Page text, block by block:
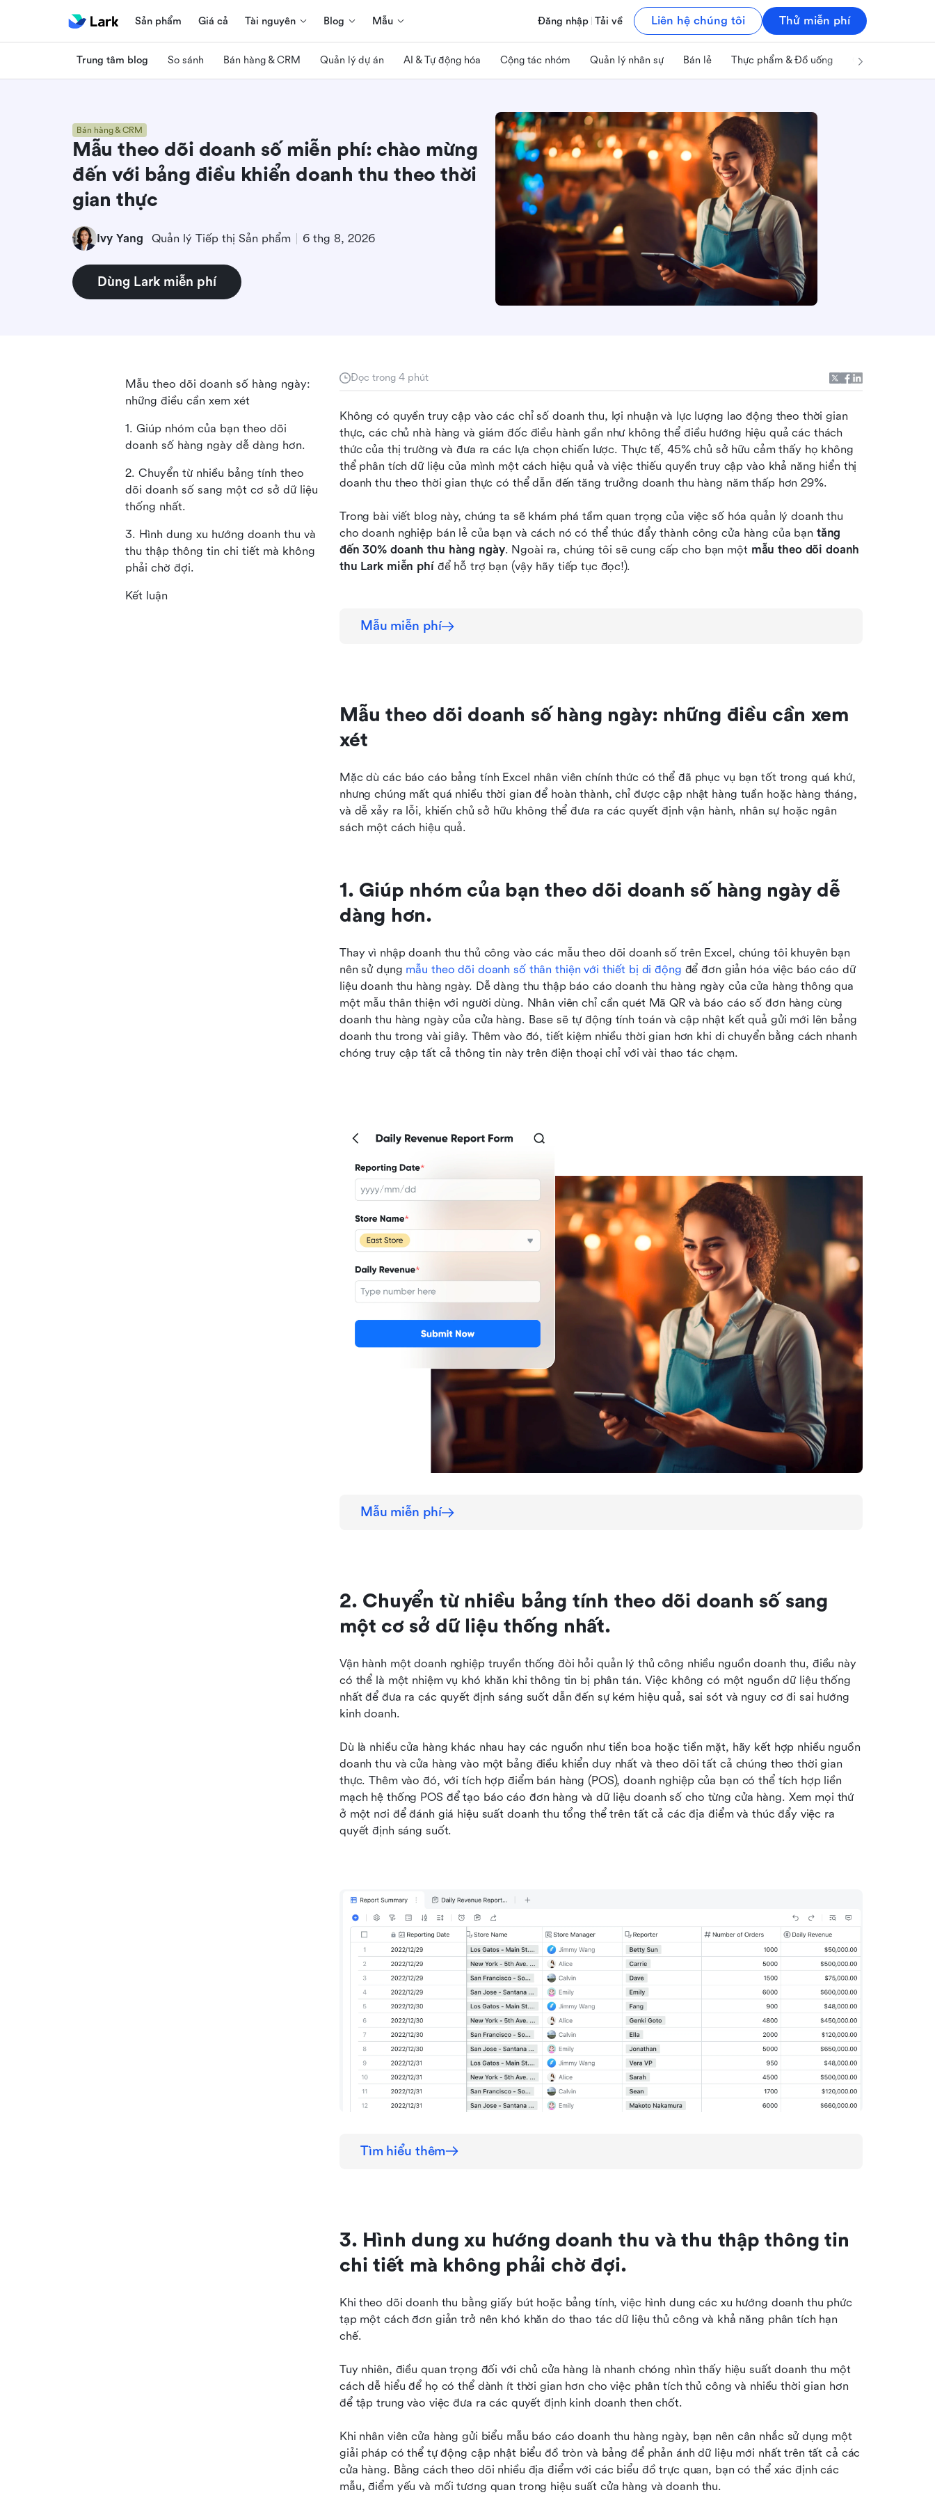
Sản phẩm Giá cả Tài nguyên Blog Mẫu Đăng nhập Tải về Liên hệ chúng tôi Thử miễn phí
Trung tâm blog So sánh Bán hàng & CRM Quản lý dự án AI & Tự động hóa Cộng tác nhóm Quản lý nhân sự Bán lẻ Thực phẩm & Đồ uống Công nghệ & IT
Bán hàng & CRM
Mẫu theo dõi doanh số miễn phí: chào mừng
đến với bảng điều khiển doanh thu theo thời
gian thực
Ivy Yang Quản lý Tiếp thị Sản phẩm 6 thg 8, 2026
Dùng Lark miễn phí
Đọc trong 4 phút
Không có quyền truy cập vào các chỉ số doanh thu, lợi nhuận và lực lượng lao động theo thời gian
thực, các chủ nhà hàng và giám đốc điều hành gần như không thể điều hướng hiệu quả các thách
thức của thị trường và đưa ra các lựa chọn chiến lược. Thực tế, 45% chủ sở hữu cảm thấy họ không
thể phân tích dữ liệu của mình một cách hiệu quả và việc thiếu quyền truy cập vào khả năng hiển thị
doanh thu theo thời gian thực có thể dẫn đến tăng trưởng doanh thu hàng năm thấp hơn 29%.
Trong bài viết blog này, chúng ta sẽ khám phá tầm quan trọng của việc số hóa quản lý doanh thu
cho doanh nghiệp bán lẻ của bạn và cách nó có thể thúc đẩy thành công cửa hàng của bạn tăng
đến 30% doanh thu hàng ngày. Ngoài ra, chúng tôi sẽ cung cấp cho bạn một mẫu theo dõi doanh
thu Lark miễn phí để hỗ trợ bạn (vậy hãy tiếp tục đọc!).
Mẫu miễn phí
Mẫu theo dõi doanh số hàng ngày: những điều cần xem
xét
Mặc dù các báo cáo bảng tính Excel nhân viên chính thức có thể đã phục vụ bạn tốt trong quá khứ,
nhưng chúng mất quá nhiều thời gian để hoàn thành, chỉ được cập nhật hàng tuần hoặc hàng tháng,
và dễ xảy ra lỗi, khiến chủ sở hữu không thể đưa ra các quyết định vận hành, nhân sự hoặc ngân
sách một cách hiệu quả.
1. Giúp nhóm của bạn theo dõi doanh số hàng ngày dễ
dàng hơn.
Thay vì nhập doanh thu thủ công vào các mẫu theo dõi doanh số trên Excel, chúng tôi khuyên bạn
nên sử dụng mẫu theo dõi doanh số thân thiện với thiết bị di động để đơn giản hóa việc báo cáo dữ
liệu doanh thu hàng ngày. Dễ dàng thu thập báo cáo doanh thu hàng ngày của cửa hàng thông qua
một mẫu thân thiện với người dùng. Nhân viên chỉ cần quét Mã QR và báo cáo số đơn hàng cùng
doanh thu hàng ngày của cửa hàng. Base sẽ tự động tính toán và cập nhật kết quả gửi mới lên bảng
doanh thu trong vài giây. Thêm vào đó, tiết kiệm nhiều thời gian hơn khi di chuyển bằng cách nhanh
chóng truy cập tất cả thông tin này trên điện thoại chỉ với vài thao tác chạm.
Mẫu miễn phí
2. Chuyển từ nhiều bảng tính theo dõi doanh số sang
một cơ sở dữ liệu thống nhất.
Vận hành một doanh nghiệp truyền thống đòi hỏi quản lý thủ công nhiều nguồn doanh thu, điều này
có thể là một nhiệm vụ khó khăn khi thông tin bị phân tán. Việc không có một nguồn dữ liệu thống
nhất để đưa ra các quyết định sáng suốt dẫn đến sự kém hiệu quả, sai sót và nguy cơ đi sai hướng
kinh doanh.
Dù là nhiều cửa hàng khác nhau hay các nguồn như tiền boa hoặc tiền mặt, hãy kết hợp nhiều nguồn
doanh thu và cửa hàng vào một bảng điều khiển duy nhất và theo dõi tất cả chúng theo thời gian
thực. Thêm vào đó, với tích hợp điểm bán hàng (POS), doanh nghiệp của bạn có thể tích hợp liền
mạch hệ thống POS để tạo báo cáo đơn hàng và dữ liệu doanh số cho từng cửa hàng. Xem mọi thứ
ở một nơi để đánh giá hiệu suất doanh thu tổng thể trên tất cả các địa điểm và thúc đẩy việc ra
quyết định sáng suốt.
Tìm hiểu thêm
3. Hình dung xu hướng doanh thu và thu thập thông tin
chi tiết mà không phải chờ đợi.
Khi theo dõi doanh thu bằng giấy bút hoặc bảng tính, việc hình dung các xu hướng doanh thu phức
tạp một cách đơn giản trở nên khó khăn do thao tác dữ liệu thủ công và khả năng phân tích hạn
chế.
Tuy nhiên, điều quan trọng đối với chủ cửa hàng là nhanh chóng nhìn thấy hiệu suất doanh thu một
cách dễ hiểu để họ có thể dành ít thời gian hơn cho việc phân tích thủ công và nhiều thời gian hơn
để tập trung vào việc đưa ra các quyết định kinh doanh then chốt.
Khi nhân viên cửa hàng gửi biểu mẫu báo cáo doanh thu hàng ngày, bạn nên cân nhắc sử dụng một
giải pháp có thể tự động cập nhật biểu đồ tròn và bảng để phản ánh dữ liệu mới nhất trên tất cả các
cửa hàng. Bằng cách theo dõi nhiều địa điểm với các biểu đồ trực quan, bạn có thể xác định các
mẫu, điểm yếu và mối tương quan trong hiệu suất cửa hàng và doanh thu.
Mẫu theo dõi doanh số hàng ngày:
những điều cần xem xét
1. Giúp nhóm của bạn theo dõi
doanh số hàng ngày dễ dàng hơn.
2. Chuyển từ nhiều bảng tính theo
dõi doanh số sang một cơ sở dữ liệu
thống nhất.
3. Hình dung xu hướng doanh thu và
thu thập thông tin chi tiết mà không
phải chờ đợi.
Kết luận